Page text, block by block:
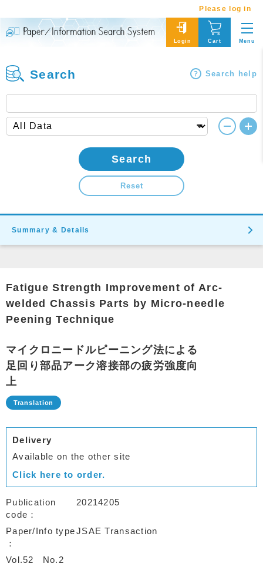
Please log in
Login Cart Menu
Search Search help
Search
Reset
Summary & Details
Fatigue Strength Improvement of Arc-
welded Chassis Parts by Micro-needle
Peening Technique
マイクロニードルピーニング法による
足回り部品アーク溶接部の疲労強度向
上
Delivery
Available on the other site
Click here to order.
Publication
code
20214205
Paper/Info typeJSAE Transaction
Vol.52
No.2